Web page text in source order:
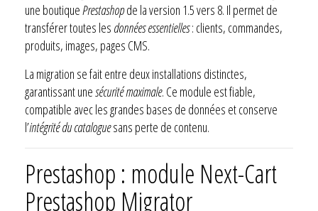
une boutiquePrestashopde la version 1.5 vers 8. Il permet de
transférer toutes les données essentielles: clients, commandes,
produits, images, pages CMS.
La migration se fait entre deux installations distinctes,
garantissant unesécurité maximale. Ce module est fiable,
compatible avec les grandes bases de données et conserve
l’intégrité du cataloguesans perte de contenu.
Prestashop : module Next-Cart
Prestashop Migrator